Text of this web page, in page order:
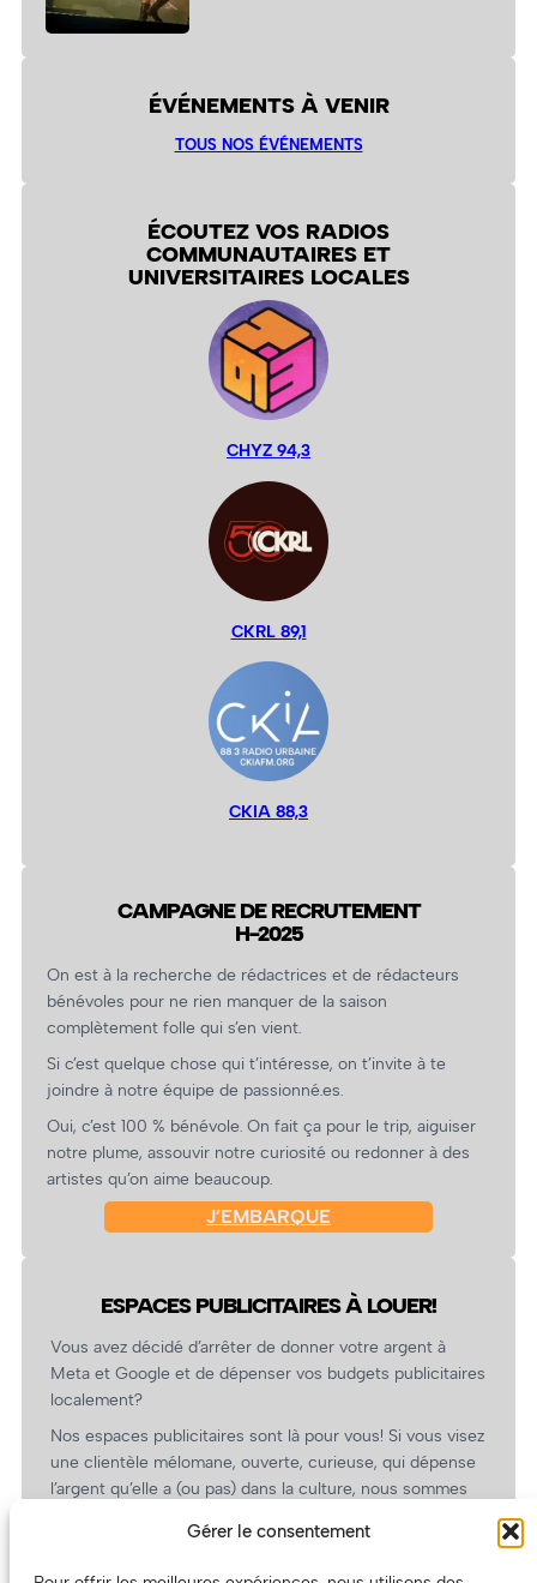
Gérer le consentement
ÉVÉNEMENTS À VENIR
TOUS NOS ÉVÉNEMENTS
ÉCOUTEZ VOS RADIOS
COMMUNAUTAIRES ET
UNIVERSITAIRES LOCALES
CHYZ 94,3
CKRL 89,1
CKIA 88,3
CAMPAGNE DE RECRUTEMENT
H-2025
On est à la recherche de rédactrices et de rédacteurs
bénévoles pour ne rien manquer de la saison
complètement folle qui s’en vient.
Si c’est quelque chose qui t’intéresse, on t’invite à te
joindre à notre équipe de passionné.es.
Oui, c’est 100 % bénévole. On fait ça pour le trip, aiguiser
notre plume, assouvir notre curiosité ou redonner à des
artistes qu’on aime beaucoup.
J’EMBARQUE
ESPACES PUBLICITAIRES À LOUER!
Vous avez décidé d’arrêter de donner votre argent à
Meta et Google et de dépenser vos budgets publicitaires
localement?
Nos espaces publicitaires sont là pour vous! Si vous visez
une clientèle mélomane, ouverte, curieuse, qui dépense
l’argent qu’elle a (ou pas) dans la culture, nous sommes
revient.